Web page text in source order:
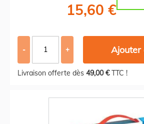
15,60 €
- + Ajouter
Livraison offerte dès 49,00 €TTC !